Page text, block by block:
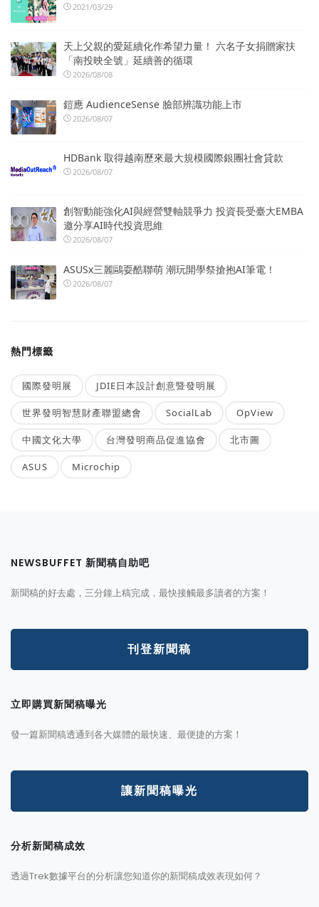
2021/03/29
天上父親的愛延續化作希望力量！ 六名子女捐贈家扶
「南投映全號」延續善的循環
2026/08/08
鎧應 AudienceSense 臉部辨識功能上市
2026/08/07
HDBank 取得越南歷來最大規模國際銀團社會貸款
2026/08/07
創智動能強化AI與經營雙軸競爭力 投資長受臺大EMBA
邀分享AI時代投資思維
2026/08/07
ASUSx三麗鷗耍酷聯萌 潮玩開學祭搶抱AI筆電！
2026/08/07
熱門標籤
國際發明展 JDIE日本設計創意暨發明展
世界發明智慧財產聯盟總會 SocialLab OpView
中國文化大學 台灣發明商品促進協會 北市圖
ASUS Microchip
NEWSBUFFET 新聞稿自助吧
新聞稿的好去處，三分鐘上稿完成，最快接觸最多讀者的方案！
刊登新聞稿
立即購買新聞稿曝光
發一篇新聞稿透通到各大媒體的最快速、最便捷的方案！
讓新聞稿曝光
分析新聞稿成效
透過Trek數據平台的分析讓您知道你的新聞稿成效表現如何？